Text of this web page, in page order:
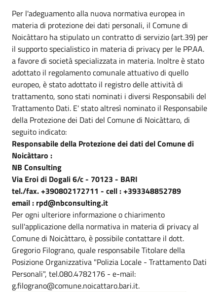
Per l'adeguamento alla nuova normativa europea in
materia di protezione dei dati personali, il Comune di
Noicàttaro ha stipulato un contratto di servizio (art.39) per
il supporto specialistico in materia di privacy per le PP.AA.
a favore di società specializzata in materia. Inoltre è stato
adottato il regolamento comunale attuativo di quello
europeo, è stato adottato il registro delle attività di
trattamento, sono stati nominati i diversi Responsabili del
Trattamento Dati. E' stato altresì nominato il Responsabile
della Protezione dei Dati del Comune di Noicàttaro, di
seguito indicato:
Responsabile della Protezione dei dati del Comune di
Noicàttaro :
NB Consulting
Via Eroi di Dogali 6/c - 70123 - BARI
tel./fax. +390802172711 - cell : +393348852789
email : rpd@nbconsulting.it
Per ogni ulteriore informazione o chiarimento
sull'applicazione della normativa in materia di privacy al
Comune di Noicàttaro, è possibile contattare il dott.
Gregorio Filograno, quale responsabile Titolare della
Posizione Organizzativa "Polizia Locale - Trattamento Dati
Personali", tel.080.4782176 - e-mail:
g.filograno@comune.noicattaro.bari.it.